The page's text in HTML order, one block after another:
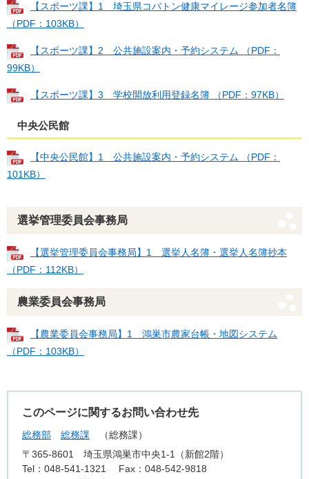
【スポーツ課】1 埼玉県コバトン健康マイレージ参加者名簿
（PDF：103KB）
【スポーツ課】2 公共施設案内・予約システム （PDF：
99KB）
【スポーツ課】3 学校開放利用登録名簿 （PDF：97KB）
中央公民館
【中央公民館】1 公共施設案内・予約システム （PDF：
101KB）
選挙管理委員会事務局
【選挙管理委員会事務局】1 選挙人名簿・選挙人名簿抄本
（PDF：112KB）
農業委員会事務局
【農業委員会事務局】1 鴻巣市農家台帳・地図システム
（PDF：103KB）
このページに関するお問い合わせ先
総務部 総務課
総務課
〒365-8601
埼玉県鴻巣市中央1-1（新館2階）
Tel：048-541-1321
Fax：048-542-9818